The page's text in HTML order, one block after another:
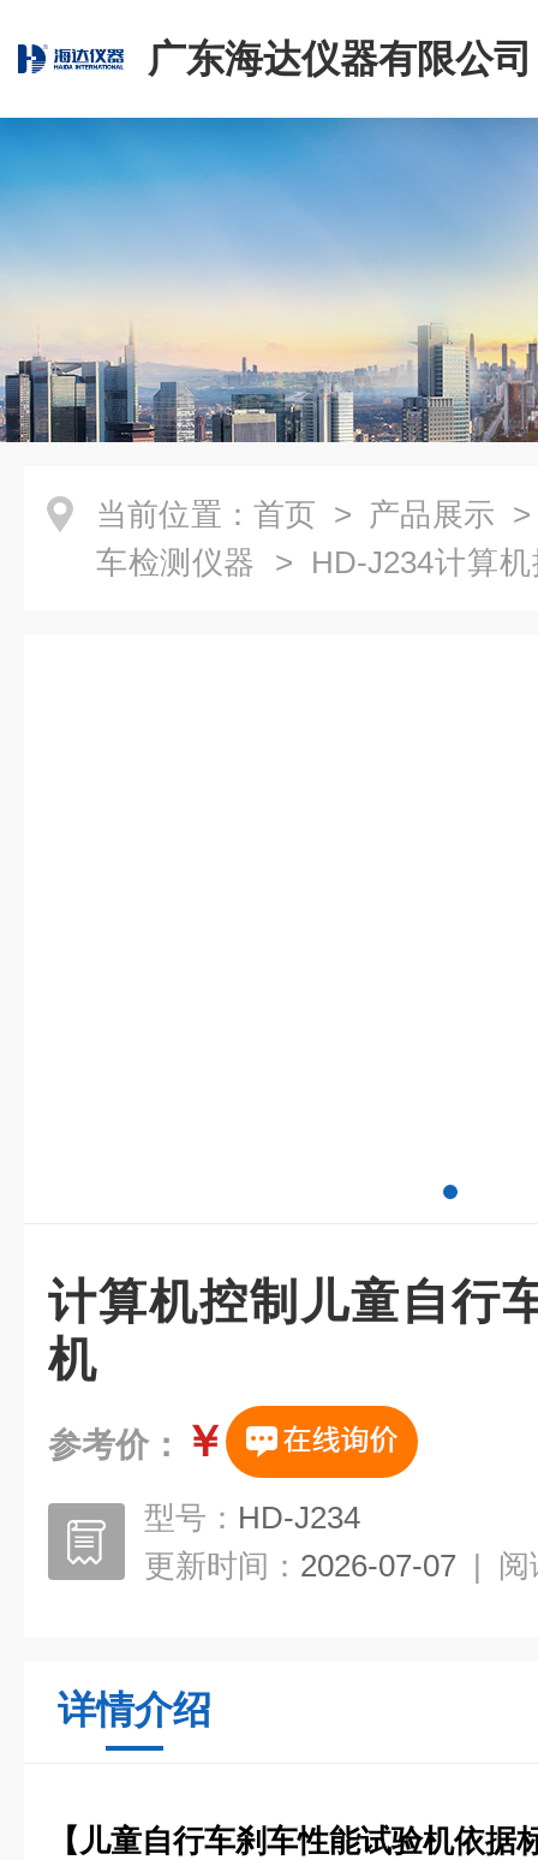
广东海达仪器有限公司
当前位置： 首页 > 产品展示
车检测仪器 > HD-J234计算
计算机控制儿童自行
机
参考价： ￥
型号： HD-J234
更新时间： 2026-07-07 | 阅
详情介绍
【儿童自行车刹车性能试验机依据